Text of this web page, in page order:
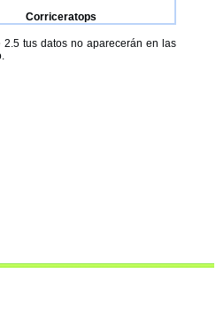
Corriceratops
tus datos no aparecerán en las